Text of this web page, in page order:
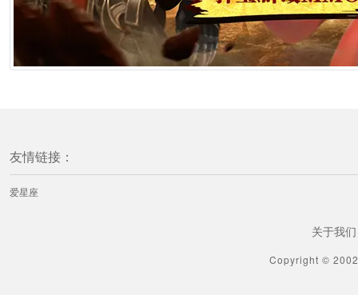
友情链接：
爱星座
关于我们
Copyright ©